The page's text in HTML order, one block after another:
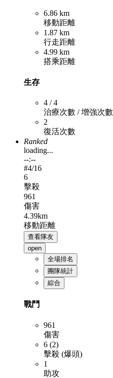
6.86 km
移動距離
1.87 km
行走距離
4.99 km
搭乘距離
生存
4 / 4
治療次數 / 增強次數
2
復活次數
Ranked
loading...
--:--
#4/16
6
擊殺
961
傷害
4.39km
移動距離
查看隊友
open
全場排名
團隊統計
綜合
戰鬥
961
傷害
6 (2)
擊殺 (爆頭)
1
助攻